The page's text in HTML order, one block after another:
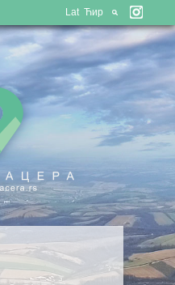
Lat Ћир